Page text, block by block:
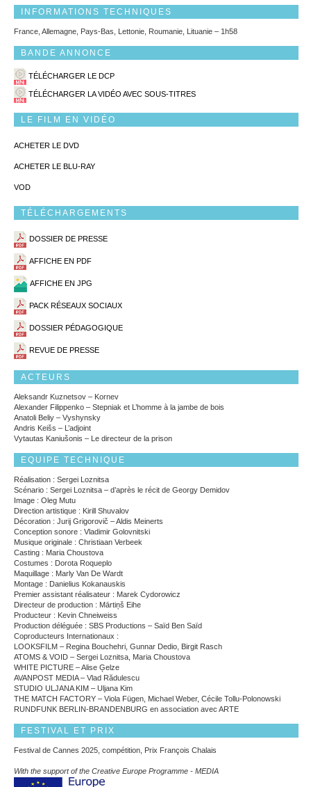
INFORMATIONS TECHNIQUES
France, Allemagne, Pays-Bas, Lettonie, Roumanie, Lituanie – 1h58
BANDE ANNONCE
TÉLÉCHARGER LE DCP
TÉLÉCHARGER LA VIDÉO AVEC SOUS-TITRES
LE FILM EN VIDÉO
ACHETER LE DVD
ACHETER LE BLU-RAY
VOD
TÉLÉCHARGEMENTS
DOSSIER DE PRESSE
AFFICHE EN PDF
AFFICHE EN JPG
PACK RÉSEAUX SOCIAUX
DOSSIER PÉDAGOGIQUE
REVUE DE PRESSE
ACTEURS
Aleksandr Kuznetsov – Kornev
Alexander Filippenko – Stepniak et L’homme à la jambe de bois
Anatoli Beliy – Vyshynsky
Andris Keišs – L’adjoint
Vytautas Kaniušonis – Le directeur de la prison
EQUIPE TECHNIQUE
Réalisation : Sergei Loznitsa
Scénario : Sergei Loznitsa – d’après le récit de Georgy Demidov
Image : Oleg Mutu
Direction artistique : Kirill Shuvalov
Décoration : Jurij Grigorovič – Aldis Meinerts
Conception sonore : Vladimir Golovnitski
Musique originale : Christiaan Verbeek
Casting : Maria Choustova
Costumes : Dorota Roqueplo
Maquillage : Marly Van De Wardt
Montage : Danielius Kokanauskis
Premier assistant réalisateur : Marek Cydorowicz
Directeur de production : Mārtiņš Eihe
Producteur : Kevin Chneiweiss
Production déléguée : SBS Productions – Saïd Ben Saïd
Coproducteurs Internationaux :
LOOKSFILM – Regina Bouchehri, Gunnar Dedio, Birgit Rasch
ATOMS & VOID – Sergei Loznitsa, Maria Choustova
WHITE PICTURE – Alise Ģelze
AVANPOST MEDIA – Vlad Rădulescu
STUDIO ULJANA KIM – Uljana Kim
THE MATCH FACTORY – Viola Fügen, Michael Weber, Cécile Tollu-Polonowski
RUNDFUNK BERLIN-BRANDENBURG en association avec ARTE
FESTIVAL ET PRIX
Festival de Cannes 2025, compétition, Prix François Chalais
With the support of the Creative Europe Programme - MEDIA